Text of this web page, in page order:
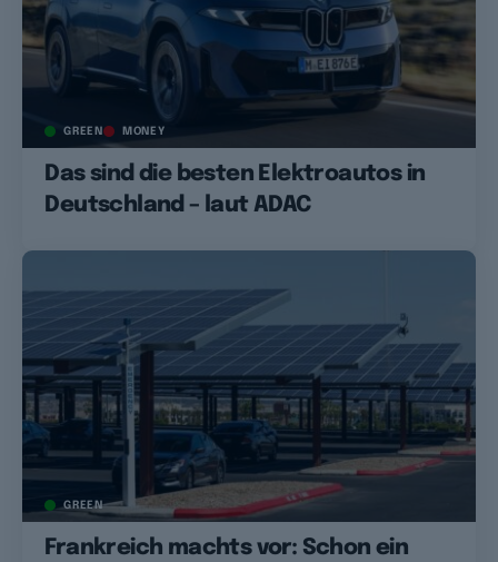
GREEN MONEY
Das sind die besten Elektroautos in
Deutschland – laut ADAC
GREEN
Frankreich machts vor: Schon ein